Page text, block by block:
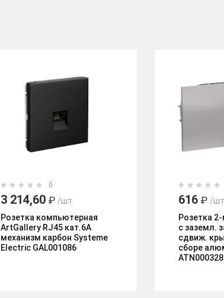
0
3 214,60 ₽ /шт.
Розетка компьютерная
ArtGallery RJ45 кат.6A
механизм карбон Systeme
Electric GAL001086
616 ₽ /шт.
Розетка 2-
с заземл.
сдвиж.
сборе
ATN000328